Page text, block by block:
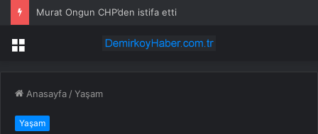
Murat Ongun CHP’den istifa etti
Menü
Anasayfa /Yaşam
Yaşam